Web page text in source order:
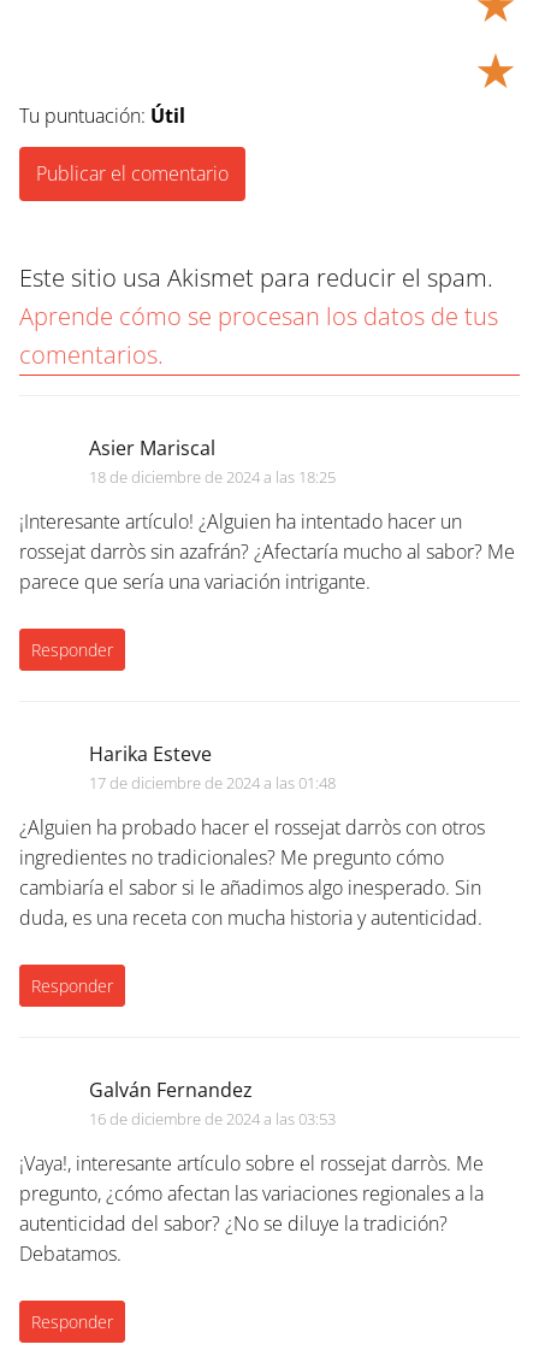
Asier Mariscal
18 de diciembre de 2024 a las 18:25
¡Interesante artículo! ¿Alguien ha intentado hacer un
rossejat darròs sin azafrán? ¿Afectaría mucho al sabor? Me
parece que sería una variación intrigante.
Responder
Harika Esteve
17 de diciembre de 2024 a las 01:48
¿Alguien ha probado hacer el rossejat darròs con otros
ingredientes no tradicionales? Me pregunto cómo
cambiaría el sabor si le añadimos algo inesperado. Sin
duda, es una receta con mucha historia y autenticidad.
Responder
Galván Fernandez
16 de diciembre de 2024 a las 03:53
¡Vaya!, interesante artículo sobre el rossejat darròs. Me
pregunto, ¿cómo afectan las variaciones regionales a la
autenticidad del sabor? ¿No se diluye la tradición?
Debatamos.
Responder
★
Tu puntuación: Útil
Este sitio usa Akismet para reducir el spam.
Aprende cómo se procesan los datos de tus
comentarios.